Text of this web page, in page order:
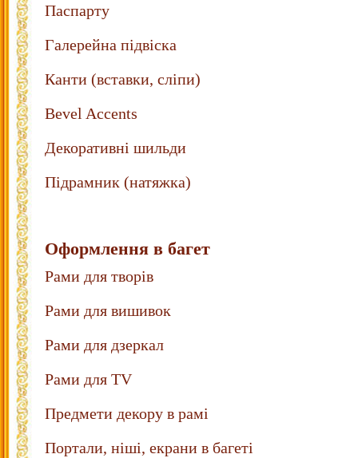
Паспарту
Галерейна підвіска
Канти (вставки, сліпи)
Bevel Accents
Декоративні шильди
Підрамник (натяжка)
Оформлення в багет
Рами для творів
Рами для вишивок
Рами для дзеркал
Рами для TV
Предмети декору в рамі
Портали, ніші, екрани в багеті